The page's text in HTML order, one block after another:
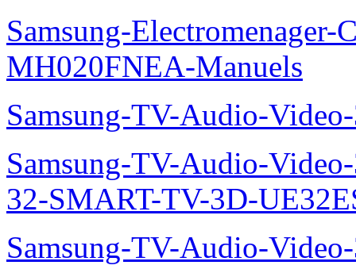
Samsung-Electromenager-
MH020FNEA-Manuels
Samsung-TV-Audio-
Samsung-TV-Audio-
32-SMART-TV-3D-
Samsung-TV-Audio-